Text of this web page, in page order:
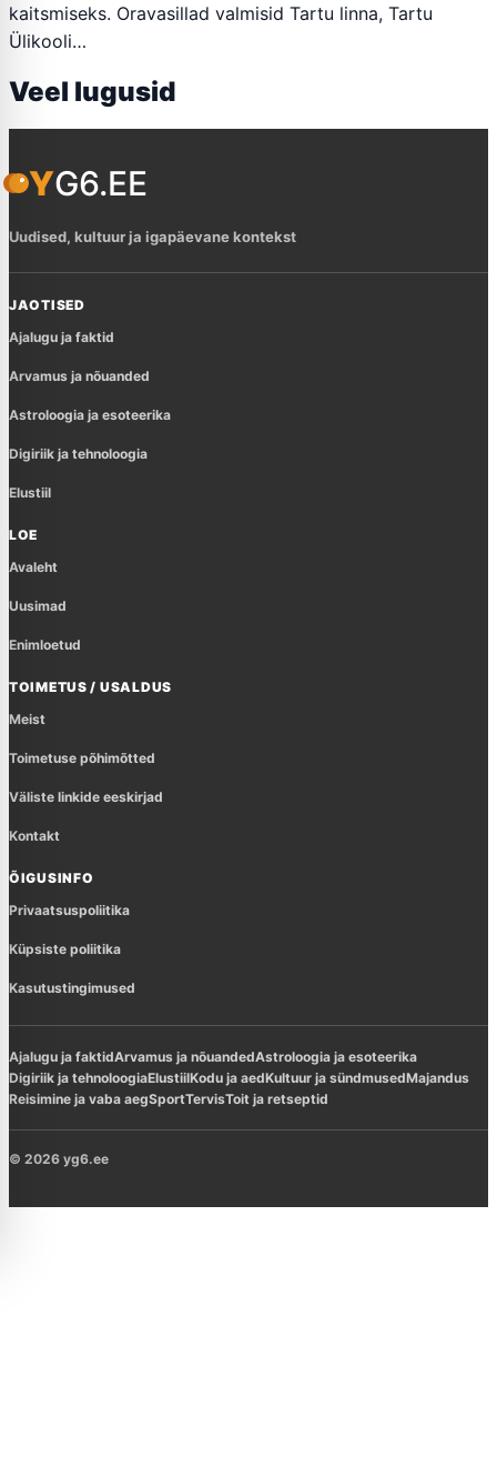
kaitsmiseks. Oravasillad valmisid Tartu linna, Tartu
Ülikooli…
Veel lugusid
YG6.EE
Uudised, kultuur ja igapäevane kontekst
JAOTISED
Ajalugu ja faktid
Arvamus ja nõuanded
Astroloogia ja esoteerika
Digiriik ja tehnoloogia
Elustiil
LOE
Avaleht
Uusimad
Enimloetud
TOIMETUS / USALDUS
Meist
Toimetuse põhimõtted
Väliste linkide eeskirjad
Kontakt
ÕIGUSINFO
Privaatsuspoliitika
Küpsiste poliitika
Kasutustingimused
Ajalugu ja faktidArvamus ja nõuandedAstroloogia ja esoteerika
Digiriik ja tehnoloogiaElustiilKodu ja aedKultuur ja sündmusedMajandus
Reisimine ja vaba aegSportTervisToit ja retseptid
© 2026 yg6.ee